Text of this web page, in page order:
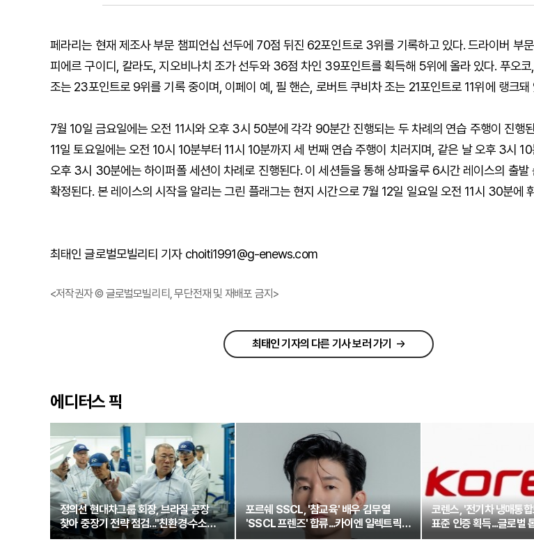
페라리는 현재 제조사 부문 챔피언십 선두에 70점 뒤진 62포인트로 3위를 기록하고 있다. 드라이버 부
피에르 구이디, 칼라도, 지오비나치 조가 선두와 36점 차인 39포인트를 획득해 5위에 올라 있다. 푸오
조는 23포인트로 9위를 기록 중이며, 이페이 예, 필 핸슨, 로버트 쿠비차 조는 21포인트로 11위에 랭크돼
7월 10일 금요일에는 오전 11시와오후 3시 50분에 각각 90분간 진행되는 두 차례의 연습 주행이 진행
11일 토요일에는오전 10시 10분부터 11시 10분까지 세 번째 연습 주행이 치러지며 같은 날 오후 3시 10
오후 3시 30분에는 하이퍼폴 세션이 차례로 진행된다. 이 세션들을통해 상파울루6시간 레이스의 출발
확정된다. 본 레이스의 시작을 알리는그린 플래그는 현지 시간으로7월 12일 일요일 오전 11시 30분에
최태인 글로벌모빌리티 기자 choiti1991@g-enews.com
<저작권자 © 글로벌모빌리티, 무단전재 및 재배포 금지>
최태인 기자의 다른 기사 보러 가기
에디터스 픽
정의선 현대차그룹 회장, 브라질 공장
찾아 중장기 전략 점검..."친환경·수소로
정면돌파"
포르쉐 SSCL, '참교육' 배우 김무열
'SSCL 프렌즈' 합류...카이엔 일렉트릭과
새로운 여정
코렌스, '전기차 냉매통
표준 인증 획득...글로벌